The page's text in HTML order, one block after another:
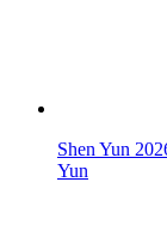
Shen Yun
Yun